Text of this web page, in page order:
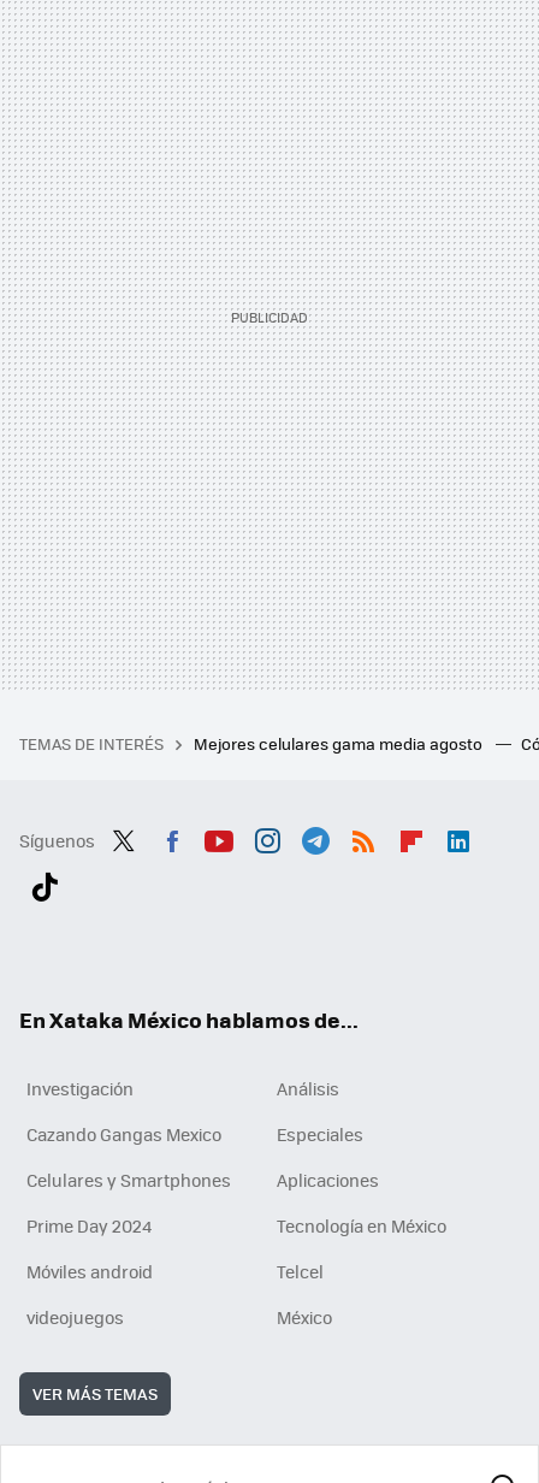
TEMAS DE INTERÉS Mejores celulares gama media agosto
Síguenos
En Xataka México hablamos de...
Investigación
Análisis
Cazando Gangas Mexico
Especiales
Celulares y Smartphones
Aplicaciones
Prime Day 2024
Tecnología en México
Móviles android
Telcel
videojuegos
México
VER MÁS TEMAS